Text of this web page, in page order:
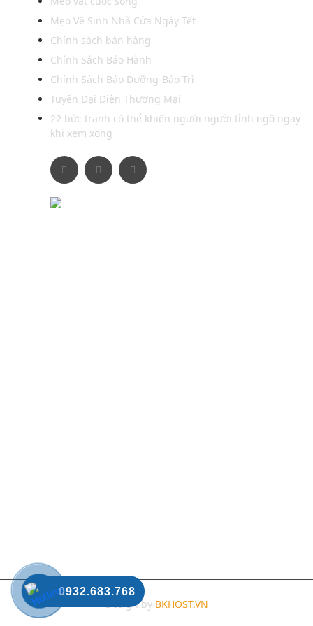
Mẹo Vệ Sinh Nhà Cửa Ngày Tết
Chính sách bán hàng
Chính Sách Bảo Hành
Chính Sách Bảo Dưỡng-Bảo Trì
Tuyển Đại Diện Thương Mại
22 bức tranh có thể khiến người người tỉnh ngộ ngay
khi xem xong
Design by BKHOST.VN
0932.683.768